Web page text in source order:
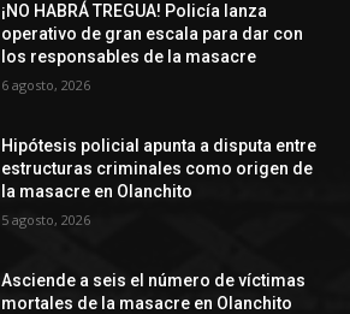
¡NO HABRÁ TREGUA! Policía lanza
operativo de gran escala para dar con
los responsables de la masacre
6 agosto, 2026
Hipótesis policial apunta a disputa entre
estructuras criminales como origen de
la masacre en Olanchito
5 agosto, 2026
Asciende a seis el número de víctimas
mortales de la masacre en Olanchito